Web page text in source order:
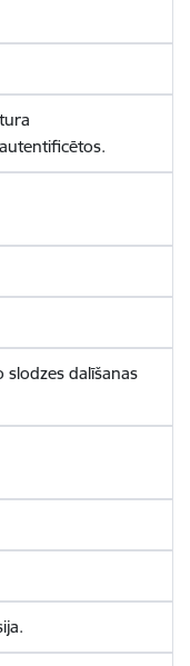
slodzes dalīšanas